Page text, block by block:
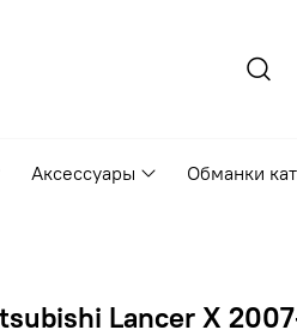
Аксессуары Обманки
Lancer X